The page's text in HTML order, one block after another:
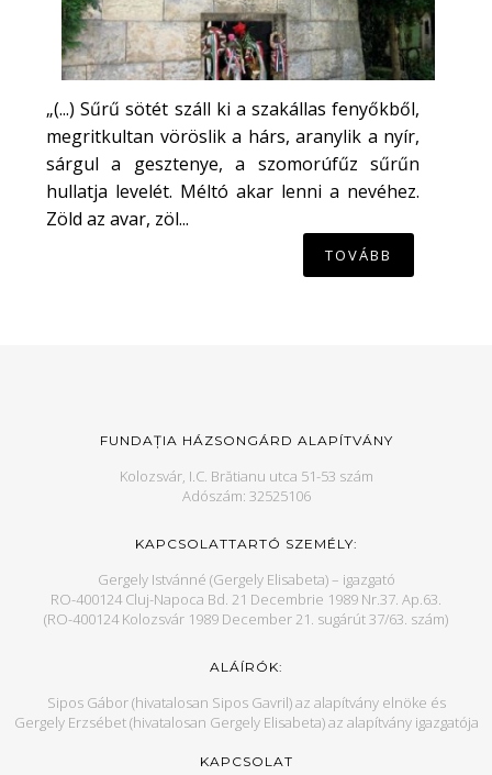
„(...) Sűrű sötét száll ki a szakállas fenyőkből,
megritkultan vöröslik a hárs, aranylik a nyír,
sárgul a gesztenye, a szomorúfűz sűrűn
hullatja levelét. Méltó akar lenni a nevéhez.
Zöld az avar, zöl...
TOVÁBB
FUNDAȚIA HÁZSONGÁRD ALAPÍTVÁNY
Kolozsvár, I.C. Brătianu utca 51-53 szám
Adószám: 32525106
KAPCSOLATTARTÓ SZEMÉLY:
Gergely Istvánné (Gergely Elisabeta) – igazgató
RO-400124 Cluj-Napoca Bd. 21 Decembrie 1989 Nr.37. Ap.63.
(RO-400124 Kolozsvár 1989 December 21. sugárút 37/63. szám)
ALÁÍRÓK:
Sipos Gábor (hivatalosan Sipos Gavril) az alapítvány elnöke és
Gergely Erzsébet (hivatalosan Gergely Elisabeta) az alapítvány igazgatója
KAPCSOLAT